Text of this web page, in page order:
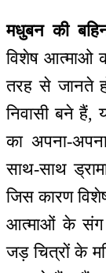
मधुबन की
विशेष आत्माओ
तरह से जानते
निवासी बने हैं,
का अपना-
साथ-साथ
जिस कारण
आत्माओं के संग
जड़ चित्रों के